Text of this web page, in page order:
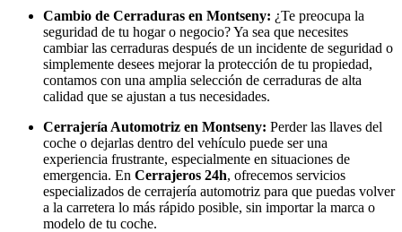
Cambio de Cerraduras en Montseny: ¿Te preocupa la
seguridad de tu hogar o negocio? Ya sea que necesites
cambiar las cerraduras después de un incidente de seguridad o
simplemente desees mejorar la protección de tu propiedad,
contamos con una amplia selección de cerraduras de alta
calidad que se ajustan a tus necesidades.
Cerrajería Automotriz en Montseny: Perder las llaves del
coche o dejarlas dentro del vehículo puede ser una
experiencia frustrante, especialmente en situaciones de
emergencia. En Cerrajeros 24h, ofrecemos servicios
especializados de cerrajería automotriz para que puedas volver
a la carretera lo más rápido posible, sin importar la marca o
modelo de tu coche.